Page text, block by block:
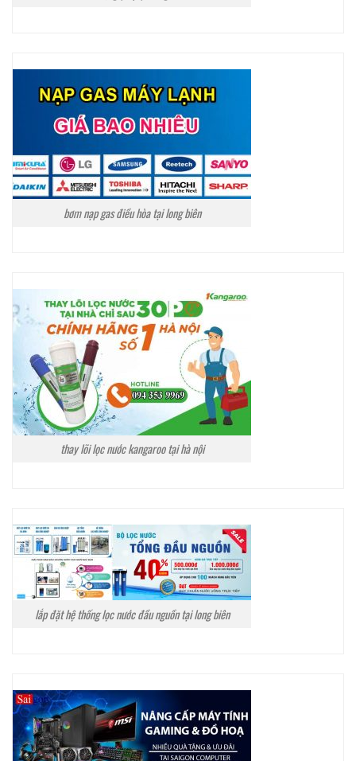
bơm nạp gas điều hòa tại long biên
thay lõi lọc nước kangaroo tại hà nội
lắp đặt hệ thống lọc nước đầu nguồn tại long biên